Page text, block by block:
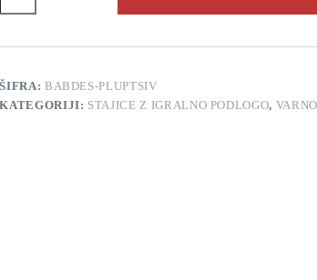
BabyDesign
UP
temno
siva
količina
ŠIFRA: BABDES-PLUPTSIV
KATEGORIJI: STAJICE Z IGRALNO PODLOGO,